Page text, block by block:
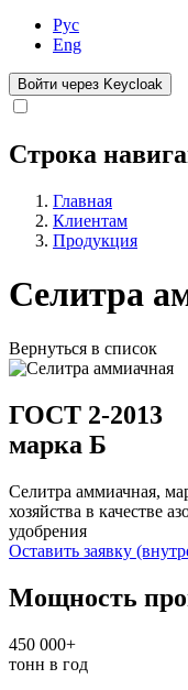
Рус
Eng
Войти через Keycloak
Строка
Главная
Клиентам
Продукция
Селитра
Вернуться в список
ГОСТ 2-2013
марка Б
Селитра аммиачная,
хозяйства в качестве
удобрения
Оставить заявку
Мощность
450 000+
тонн в год